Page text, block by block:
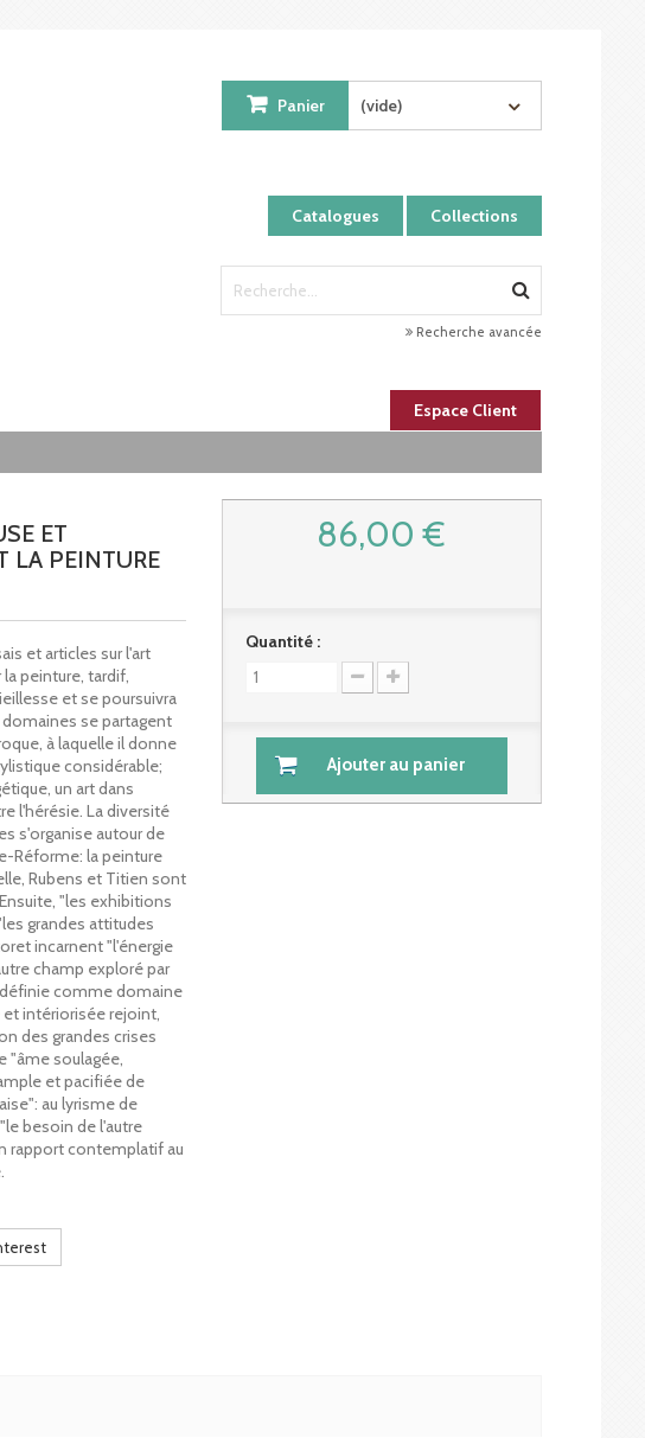
Catalogues Collections
Panier (vide)
Recherche avancée
Espace Client
ET
LA PEINTURE
et articles sur l'art
peinture, tardif,
et se poursuivra
domaines se partagent
à laquelle il donne
considérable;
un art dans
l'hérésie. La diversité
s'organise autour de
Réforme: la peinture
Rubens et Titien sont
"les exhibitions
grandes attitudes
incarnent "l'énergie
champ exploré par
comme domaine
intériorisée rejoint,
des grandes crises
"âme soulagée,
et pacifiée de
au lyrisme de
besoin de l'autre
rapport contemplatif au
86,00 €
Quantité :
Ajouter au panier